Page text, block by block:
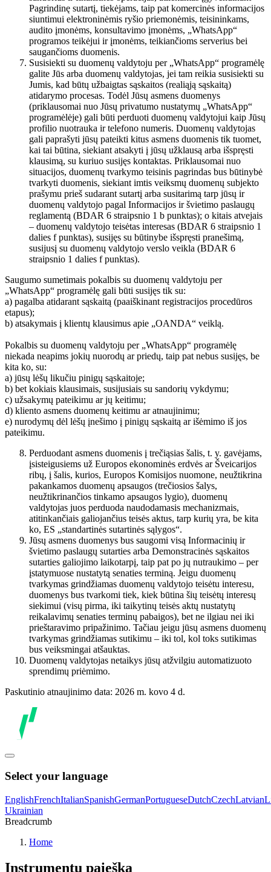
Pagrindinę sutartį, tiekėjams, taip pat komercinės informacijos
siuntimui elektroninėmis ryšio priemonėmis, teisininkams,
audito įmonėms, konsultavimo įmonėms, „WhatsApp“
programos teikėjui ir įmonėms, teikiančioms serverius bei
saugančioms duomenis.
Susisiekti su duomenų valdytoju per „WhatsApp“ programėlę
galite Jūs arba duomenų valdytojas, jei tam reikia susisiekti su
Jumis, kad būtų užbaigtas sąskaitos (realiąją sąskaitą)
atidarymo procesas. Todėl Jūsų asmens duomenys
(priklausomai nuo Jūsų privatumo nustatymų „WhatsApp“
programėlėje) gali būti perduoti duomenų valdytojui kaip Jūsų
profilio nuotrauka ir telefono numeris. Duomenų valdytojas
gali paprašyti jūsų pateikti kitus asmens duomenis tik tuomet,
kai tai būtina, siekiant atsakyti į jūsų užklausą arba išspręsti
klausimą, su kuriuo susijęs kontaktas. Priklausomai nuo
situacijos, duomenų tvarkymo teisinis pagrindas bus būtinybė
tvarkyti duomenis, siekiant imtis veiksmų duomenų subjekto
prašymu prieš sudarant sutartį arba susitarimą tarp jūsų ir
duomenų valdytojo pagal Informacijos ir švietimo paslaugų
reglamentą (BDAR 6 straipsnio 1 b punktas); o kitais atvejais
– duomenų valdytojo teisėtas interesas (BDAR 6 straipsnio 1
dalies f punktas), susijęs su būtinybe išspręsti pranešimą,
susijusį su duomenų valdytojo verslo veikla (BDAR 6
straipsnio 1 dalies f punktas).
Saugumo sumetimais pokalbis su duomenų valdytoju per
„WhatsApp“ programėlę gali būti susijęs tik su:
a) pagalba atidarant sąskaitą (paaiškinant registracijos procedūros
etapus);
b) atsakymais į klientų klausimus apie „OANDA“ veiklą.
Pokalbis su duomenų valdytoju per „WhatsApp“ programėlę
niekada neapims jokių nuorodų ar priedų, taip pat nebus susijęs, be
kita ko, su:
a) jūsų lėšų likučiu pinigų sąskaitoje;
b) bet kokiais klausimais, susijusiais su sandorių vykdymu;
c) užsakymų pateikimu ar jų keitimu;
d) kliento asmens duomenų keitimu ar atnaujinimu;
e) nurodymų dėl lėšų įnešimo į pinigų sąskaitą ar išėmimo iš jos
pateikimu.
Perduodant asmens duomenis į trečiąsias šalis, t. y. gavėjams,
įsisteigusiems už Europos ekonominės erdvės ar Šveicarijos
ribų, į šalis, kurios, Europos Komisijos nuomone, neužtikrina
pakankamos duomenų apsaugos (trečiosios šalys,
neužtikrinančios tinkamo apsaugos lygio), duomenų
valdytojas juos perduoda naudodamasis mechanizmais,
atitinkančiais galiojančius teisės aktus, tarp kurių yra, be kita
ko, ES „standartinės sutartinės sąlygos“.
Jūsų asmens duomenys bus saugomi visą Informacinių ir
švietimo paslaugų sutarties arba Demonstracinės sąskaitos
sutarties galiojimo laikotarpį, taip pat po jų nutraukimo – per
įstatymuose nustatytą senaties terminą. Jeigu duomenų
tvarkymas grindžiamas duomenų valdytojo teisėtu interesu,
duomenys bus tvarkomi tiek, kiek būtina šių teisėtų interesų
siekimui (visų pirma, iki taikytinų teisės aktų nustatytų
reikalavimų senaties terminų pabaigos), bet ne ilgiau nei iki
prieštaravimo pripažinimo. Tačiau jeigu jūsų asmens duomenų
tvarkymas grindžiamas sutikimu – iki tol, kol toks sutikimas
bus veiksmingai atšauktas.
Duomenų valdytojas netaikys jūsų atžvilgiu automatizuoto
sprendimų priėmimo.
Paskutinio atnaujinimo data: 2026 m. kovo 4 d.
Select your language
EnglishFrenchItalianSpanishGermanPortugueseDutchCzechLatvian
Ukrainian
Breadcrumb
Home
Instrumentų paieška